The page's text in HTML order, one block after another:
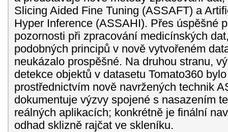
Slicing Aided Fine Tuning (ASSAFT) a
Hyper Inference (ASSAHI). Přes úspěšné
pozornosti při zpracování medicínských
podobných principů v nově vytvořeném
neukázalo prospěšné. Na druhou stranu,
detekce objektů v datasetu Tomato360
prostřednictvím nově navržených technik
dokumentuje výzvy spojené s nasazením
reálných aplikacích; konkrétně je finální
odhad sklizně rajčat ve skleníku.